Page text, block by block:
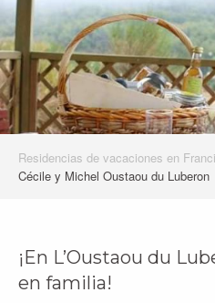
Residencias de vacaciones en
Cécile y Michel Oustaou du Luberon
¡En L’Oustaou du
en familia!